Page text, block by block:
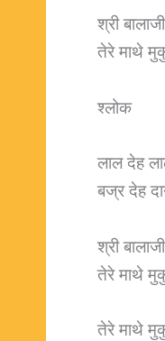
श्री
तेरे माथे
श्लोक
लाल देह
बज्र देह
श्री
तेरे माथे
तेरे माथे